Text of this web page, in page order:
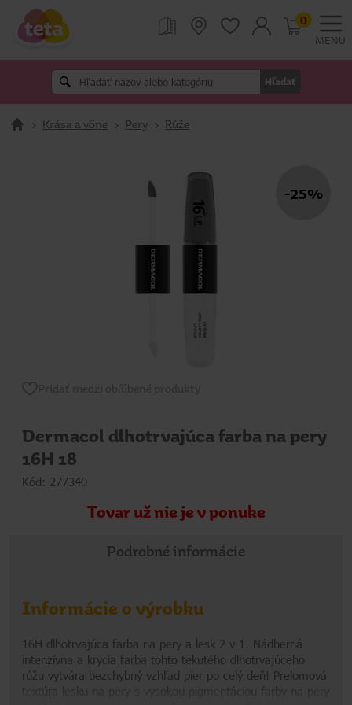
MENU
Hľadať
0
> Krása a vône > Pery > Rúže
-25%
Dermacol dlhotrvajúca farba na pery
16H 18
Kód: 277340
Tovar už nie je v ponuke
Podrobné informácie
Informácie o výrobku
16H dlhotrvajúca farba na pery a lesk 2 v 1. Nádherná
intenzívna a krycia farba tohto tekutého dlhotrvajúceho
rúžu vytvára bezchybný vzhľad pier po celý deň! Prelomová
textúra lesku na pery s vysokou pigmentáciou farby na pery